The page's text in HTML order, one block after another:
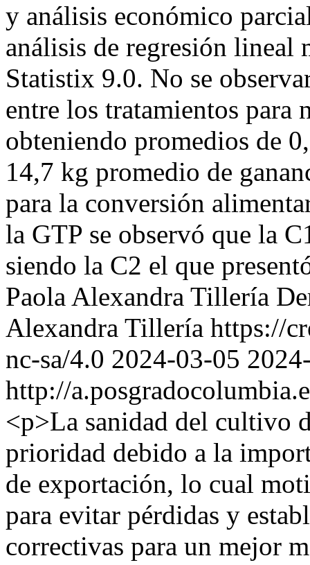
y análisis económico
análisis de regresión lineal
Statistix 9.0. No se
entre los tratamientos para
obteniendo promedios de
14,7 kg promedio de
para la conversión
la GTP se observó que la
siendo la C2 el que
Paola Alexandra Tillería
Alexandra Tillería https://
nc-sa/4.0 2024-03-05
http://
<p>La sanidad del cultivo
prioridad debido a la
de exportación, lo cual
para evitar pérdidas y
correctivas para un mejor